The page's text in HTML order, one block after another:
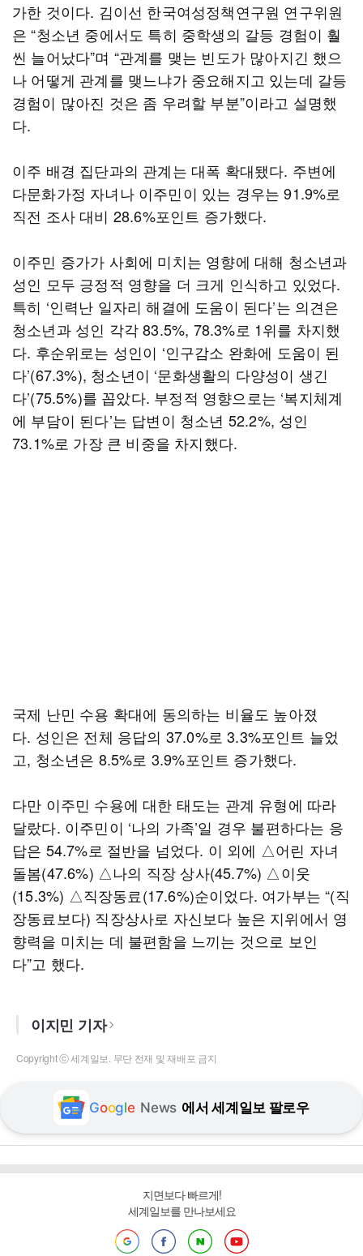
가한 것이다. 김이선 한국여성정책연구원 연구위원
은 “청소년 중에서도 특히 중학생의 갈등 경험이 훨
씬 늘어났다”며 “관계를 맺는 빈도가 많아지긴 했으
나 어떻게 관계를 맺느냐가 중요해지고 있는데 갈등
경험이 많아진 것은 좀 우려할 부분”이라고 설명했
다.
이주 배경 집단과의 관계는 대폭 확대됐다. 주변에
다문화가정 자녀나 이주민이 있는 경우는 91.9%로
직전 조사 대비 28.6%포인트 증가했다.
이주민 증가가 사회에 미치는 영향에 대해 청소년과
성인 모두 긍정적 영향을 더 크게 인식하고 있었다.
특히 ‘인력난 일자리 해결에 도움이 된다’는 의견은
청소년과 성인 각각 83.5%, 78.3%로 1위를 차지했
다. 후순위로는 성인이 ‘인구감소 완화에 도움이 된
다’(67.3%), 청소년이 ‘문화생활의 다양성이 생긴
다’(75.5%)를 꼽았다. 부정적 영향으로는 ‘복지체계
에 부담이 된다’는 답변이 청소년 52.2%, 성인
73.1%로 가장 큰 비중을 차지했다.
국제 난민 수용 확대에 동의하는 비율도 높아졌
다. 성인은 전체 응답의 37.0%로 3.3%포인트 늘었
고, 청소년은 8.5%로 3.9%포인트 증가했다.
다만 이주민 수용에 대한 태도는 관계 유형에 따라
달랐다. 이주민이 ‘나의 가족’일 경우 불편하다는 응
답은 54.7%로 절반을 넘었다. 이 외에 △어린 자녀
돌봄(47.6%) △나의 직장 상사(45.7%) △이웃
(15.3%) △직장동료(17.6%)순이었다. 여가부는 “(직
장동료보다) 직장상사로 자신보다 높은 지위에서 영
향력을 미치는 데 불편함을 느끼는 것으로 보인
다”고 했다.
이지민 기자
Copyright ⓒ 세계일보. 무단 전재 및 재배포 금지
Google News 에서 세계일보 팔로우
지면보다 빠르게!
세계일보를 만나보세요